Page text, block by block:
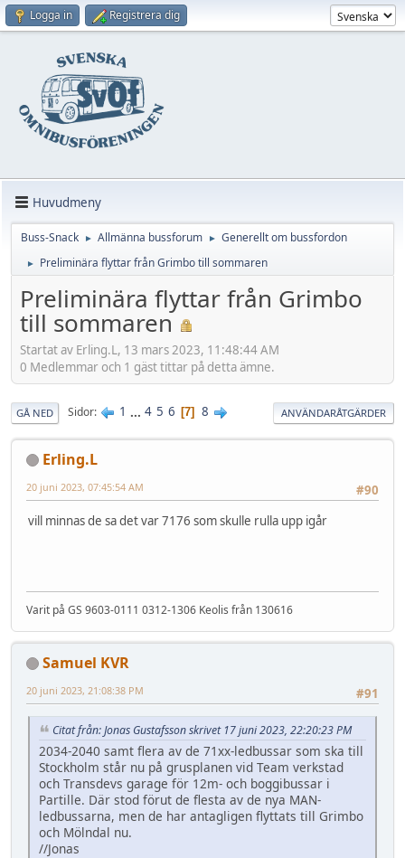
Logga in Registrera dig
Huvudmeny
Buss-Snack ► Allmänna bussforum ► Generellt om bussfordon
► Preliminära flyttar från Grimbo till sommaren
Preliminära flyttar från Grimbo
till sommaren
Startat av Erling.L, 13 mars 2023, 11:48:44 AM
0 Medlemmar och 1 gäst tittar på detta ämne.
GÅ NED Sidor 1 ... 4 5 6 7 8 ANVÄNDARÅTGÄRDER
Erling.L
#90
20 juni 2023, 07:45:54 AM
vill minnas de sa det var 7176 som skulle rulla upp igår
Varit på GS 9603-0111 0312-1306 Keolis från 130616
Samuel KVR
#91
20 juni 2023, 21:08:38 PM
Citat från: Jonas Gustafsson skrivet 17 juni 2023, 22:20:23 PM
2034-2040 samt flera av de 71xx-ledbussar som ska till
Stockholm står nu på grusplanen vid Team verkstad
och Transdevs garage för 12m- och boggibussar i
Partille. Där stod förut de flesta av de nya MAN-
ledbussarna, men de har antagligen flyttats till Grimbo
och Mölndal nu.
//Jonas